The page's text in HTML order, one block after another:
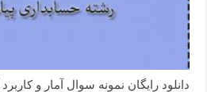
دانلود رایگان نمونه سوال آمار و